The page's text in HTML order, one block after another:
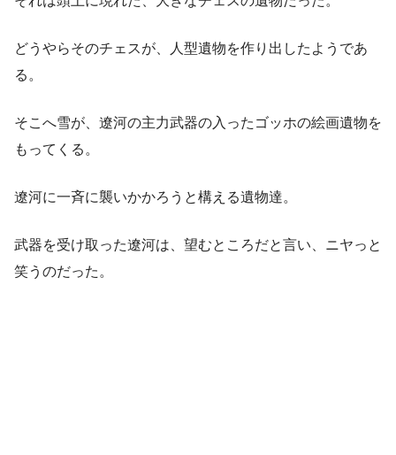
どうやらそのチェスが、人型遺物を作り出したようであ
る。
そこへ雪が、遼河の主力武器の入ったゴッホの絵画遺物を
もってくる。
遼河に一斉に襲いかかろうと構える遺物達。
武器を受け取った遼河は、望むところだと言い、ニヤっと
笑うのだった。